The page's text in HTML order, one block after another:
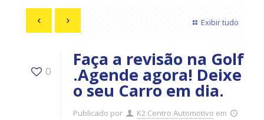
Exibir tudo
0
Faça a revisão na Golf
.Agende agora! Deixe
o seu Carro em dia.
Publicado por K2 Centro Automotivo em